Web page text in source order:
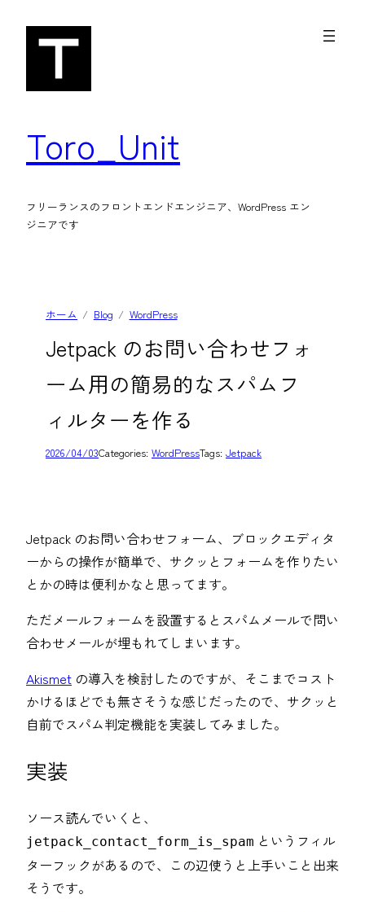
Toro_Unit
フリーランスのフロントエンドエンジニア、WordPress エン
ジニアです
ホーム Blog WordPress
Jetpack のお問い合わせフォ
ーム用の簡易的なスパムフ
ィルターを作る
2026/04/03Categories: WordPressTags: Jetpack
Jetpack のお問い合わせフォーム、ブロックエディタ
ーからの操作が簡単で、サクッとフォームを作りたい
とかの時は便利かなと思ってます。
ただメールフォームを設置するとスパムメールで問い
合わせメールが埋もれてしまいます。
Akismet の導入を検討したのですが、そこまでコスト
かけるほどでも無さそうな感じだったので、サクッと
自前でスパム判定機能を実装してみました。
実装
ソース読んでいくと、
jetpack_contact_form_is_spam というフィル
ターフックがあるので、この辺使うと上手いこと出来
そうです。